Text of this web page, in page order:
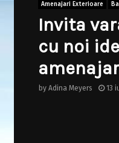
Amenajari Exterioare
Invita
cu noi
by Adina Meyers 13